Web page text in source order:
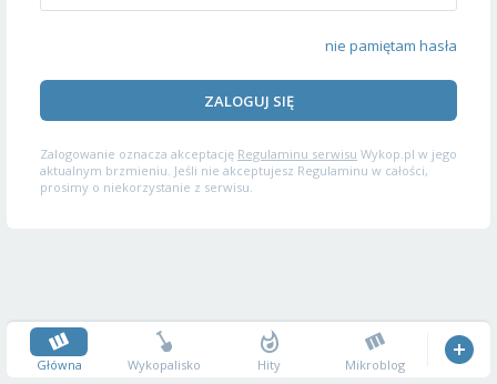
nie pamiętam hasła
ZALOGUJ SIĘ
Zalogowanie oznacza akceptację Regulaminu serwisu Wykop.pl w jego
aktualnym brzmieniu. Jeśli nie akceptujesz Regulaminu w całości,
prosimy o niekorzystanie z serwisu.
Główna Wykopalisko Hity Mikroblog